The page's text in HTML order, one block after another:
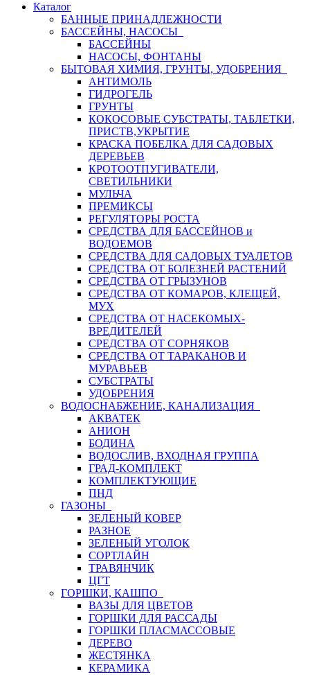
Каталог
БАННЫЕ ПРИНАДЛЕЖНОСТИ
БАССЕЙНЫ, НАСОСЫ
БАССЕЙНЫ
НАСОСЫ, ФОНТАНЫ
БЫТОВАЯ ХИМИЯ, ГРУНТЫ, УДОБРЕНИЯ
АНТИМОЛЬ
ГИДРОГЕЛЬ
ГРУНТЫ
КОКОСОВЫЕ СУБСТРАТЫ, ТАБЛЕТКИ,
ПРИСТВ,УКРЫТИЕ
КРАСКА ПОБЕЛКА ДЛЯ САДОВЫХ
ДЕРЕВЬЕВ
КРОТООТПУГИВАТЕЛИ,
СВЕТИЛЬНИКИ
МУЛЬЧА
ПРЕМИКСЫ
РЕГУЛЯТОРЫ РОСТА
СРЕДСТВА ДЛЯ БАССЕЙНОВ и
ВОДОЕМОВ
СРЕДСТВА ДЛЯ САДОВЫХ ТУАЛЕТОВ
СРЕДСТВА ОТ БОЛЕЗНЕЙ РАСТЕНИЙ
СРЕДСТВА ОТ ГРЫЗУНОВ
СРЕДСТВА ОТ КОМАРОВ, КЛЕЩЕЙ,
МУХ
СРЕДСТВА ОТ НАСЕКОМЫХ-
ВРЕДИТЕЛЕЙ
СРЕДСТВА ОТ СОРНЯКОВ
СРЕДСТВА ОТ ТАРАКАНОВ И
МУРАВЬЕВ
СУБСТРАТЫ
УДОБРЕНИЯ
ВОДОСНАБЖЕНИЕ, КАНАЛИЗАЦИЯ
АКВАТЕК
АНИОН
БОДИНА
ВОДОСЛИВ, ВХОДНАЯ ГРУППА
ГРАД-КОМПЛЕКТ
КОМПЛЕКТУЮЩИЕ
ПНД
ГАЗОНЫ
ЗЕЛЕНЫЙ КОВЕР
РАЗНОЕ
ЗЕЛЕНЫЙ УГОЛОК
СОРТЛАЙН
ТРАВЯНЧИК
ЦГТ
ГОРШКИ, КАШПО
ВАЗЫ ДЛЯ ЦВЕТОВ
ГОРШКИ ДЛЯ РАССАДЫ
ГОРШКИ ПЛАСМАССОВЫЕ
ДЕРЕВО
ЖЕСТЯНКА
КЕРАМИКА